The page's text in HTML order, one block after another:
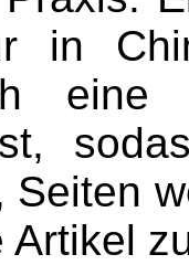
in
eine
Seiten
Artikel